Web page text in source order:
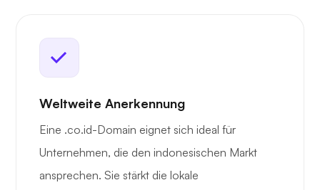
Weltweite Anerkennung
Eine .co.id-Domain eignet sich ideal für
Unternehmen, die den indonesischen Markt
ansprechen. Sie stärkt die lokale